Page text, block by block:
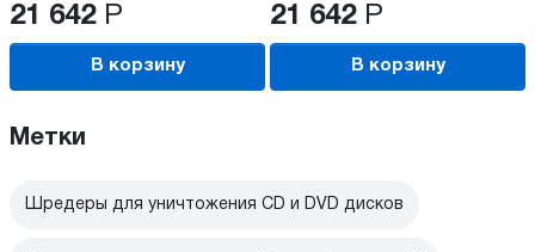
21 642 Р
В корзину
21 642 Р
В корзину
Метки
Шредеры для уничтожения CD и DVD дисков